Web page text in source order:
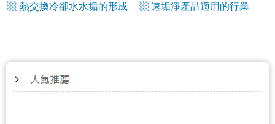
▩ 熱交換冷卻水水垢的形成
▩ 速垢淨產品適用的行業